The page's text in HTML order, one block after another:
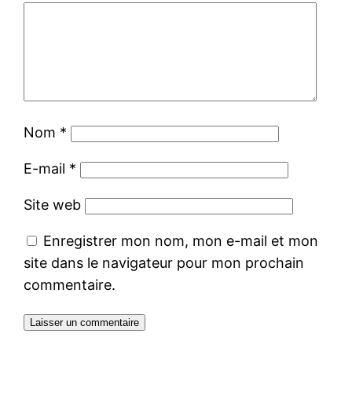
Nom *
E-mail *
Site web
Enregistrer mon nom, mon e-mail et mon
site dans le navigateur pour mon prochain
commentaire.